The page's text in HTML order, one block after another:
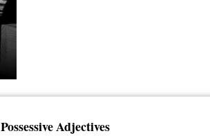
Possessive Adjectives